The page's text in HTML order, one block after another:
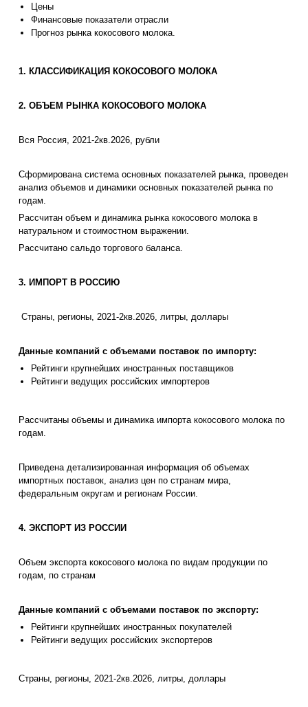
Цены
Финансовые показатели отрасли
Прогноз рынка кокосового молока.
1. КЛАССИФИКАЦИЯ КОКОСОВОГО МОЛОКА
2. ОБЪЕМ РЫНКА КОКОСОВОГО МОЛОКА
Вся Россия, 2021-2кв.2026, рубли
Сформирована система основных показателей рынка, проведен
анализ объемов и динамики основных показателей рынка по
годам.
Рассчитан объем и динамика рынка кокосового молока в
натуральном и стоимостном выражении.
Рассчитано сальдо торгового баланса.
3. ИМПОРТ В РОССИЮ
Страны, регионы, 2021-2кв.2026, литры, доллары
Данные компаний с объемами поставок по импорту:
Рейтинги крупнейших иностранных поставщиков
Рейтинги ведущих российских импортеров
Рассчитаны объемы и динамика импорта кокосового молока по
годам.
Приведена детализированная информация об объемах
импортных поставок, анализ цен по странам мира,
федеральным округам и регионам России.
4. ЭКСПОРТ ИЗ РОССИИ
Объем экспорта кокосового молока по видам продукции по
годам, по странам
Данные компаний с объемами поставок по экспорту:
Рейтинги крупнейших иностранных покупателей
Рейтинги ведущих российских экспортеров
Страны, регионы, 2021-2кв.2026, литры, доллары